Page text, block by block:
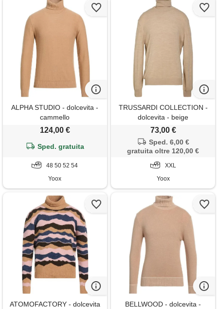
ALPHA STUDIO - dolcevita -
cammello
124,00 €
Sped. gratuita
48 50 52 54
Yoox
TRUSSARDI COLLECTION -
dolcevita - beige
73,00 €
Sped. 6,00 €
gratuita oltre 120,00 €
XXL
Yoox
ATOMOFACTORY - dolcevita
BELLWOOD - dolcevita -